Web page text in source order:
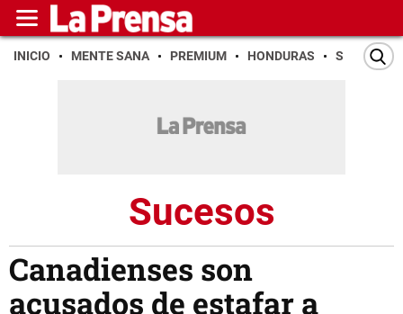
INICIO MENTE SANA PREMIUM HONDURAS SAN PEDRO
Sucesos
Canadienses son
acusados de estafar a